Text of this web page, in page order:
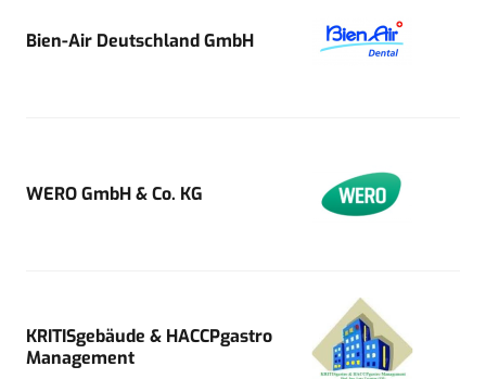
Bien-Air Deutschland GmbH
WERO GmbH & Co. KG
KRITISgebäude & HACCPgastro
Management